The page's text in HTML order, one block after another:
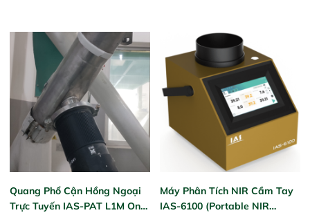
ngành công nghiệp khác nhau. 
Độ nhạy cao: Trang bị đầu dò
InGaAs độ nhạy cao, cung cấp
phản hồi phổ tuyến tính đầy đủ,
đảm bảo độ chính xác và khả
năng lặp lại tối ưu.
trực tiếp ngoài đồng ruộng.
Quang Phổ Cận Hồng Ngoại
Trực Tuyến IAS-PAT L1M On-
Máy Phân Tích NIR Cầm Tay
IAS-6100 (Portable NIR